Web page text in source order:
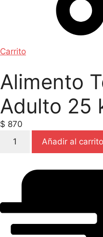
Carrito
Alimento
Adulto 25
$ 870
Toky
Añadir al carrito